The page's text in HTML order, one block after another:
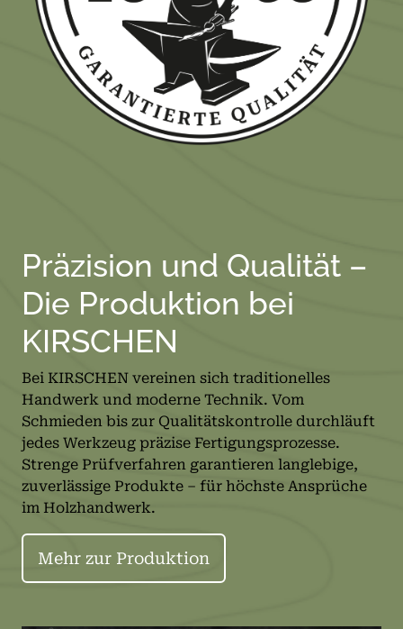
Präzision und Qualität –
Die Produktion bei
KIRSCHEN
Bei KIRSCHEN vereinen sich traditionelles
Handwerk und moderne Technik. Vom
Schmieden bis zur Qualitätskontrolle durchläuft
jedes Werkzeug präzise Fertigungsprozesse.
Strenge Prüfverfahren garantieren langlebige,
zuverlässige Produkte – für höchste Ansprüche
im Holzhandwerk.
Mehr zur Produktion